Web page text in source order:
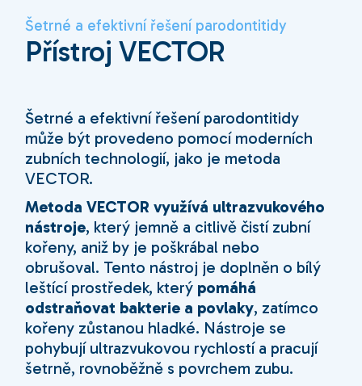
Šetrné a efektivní řešení parodontitidy
Přístroj VECTOR
Šetrné a efektivní řešení parodontitidy
může být provedeno pomocí moderních
zubních technologií, jako je metoda
VECTOR.
Metoda VECTOR využívá ultrazvukového
nástroje, který jemně a citlivě čistí zubní
kořeny, aniž by je poškrábal nebo
obrušoval. Tento nástroj je doplněn o bílý
leštící prostředek, který pomáhá
odstraňovat bakterie a povlaky, zatímco
kořeny zůstanou hladké. Nástroje se
pohybují ultrazvukovou rychlostí a pracují
šetrně, rovnoběžně s povrchem zubu.